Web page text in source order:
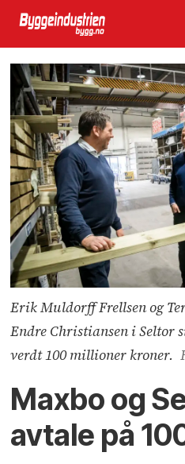
Erik Muldorff Frellsen og
Endre Christiansen i Seltor
verdt 100 millioner kroner.
Maxbo og
avtale på